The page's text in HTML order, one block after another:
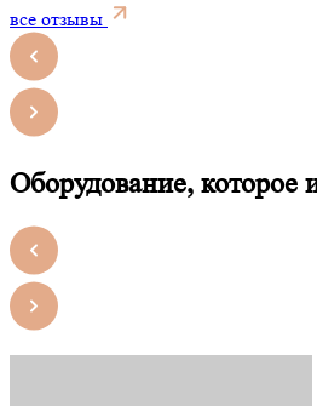
все отзывы
Оборудование, которое